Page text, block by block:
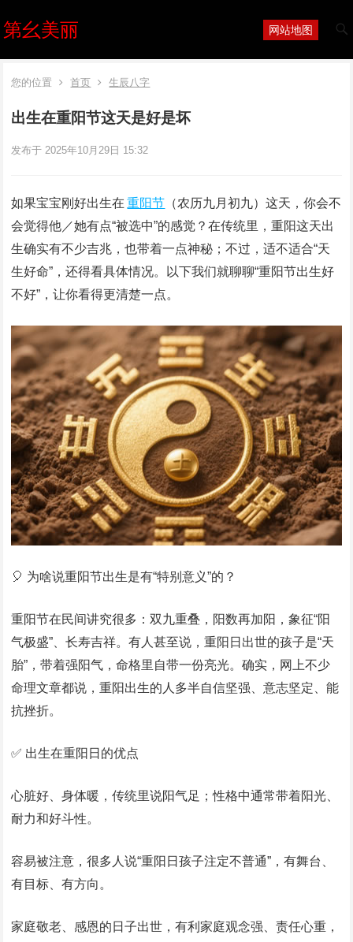
第幺美丽 网站地图
您的位置 首页 生辰八字
出生在重阳节这天是好是坏
发布于 2025年10月29日 15:32
如果宝宝刚好出生在重阳节 （农历九月初九）这天，你会不
会觉得他／她有点“被选中”的感觉？在传统里，重阳这天出
生确实有不少吉兆，也带着一点神秘；不过，适不适合“天
生好命”，还得看具体情况。以下我们就聊聊“重阳节出生好
不好”，让你看得更清楚一点。
🎈 为啥说重阳节出生是有“特别意义”的？
重阳节在民间讲究很多：双九重叠，阳数再加阳，象征“阳
气极盛”、长寿吉祥。有人甚至说，重阳日出世的孩子是“天
胎”，带着强阳气，命格里自带一份亮光。确实，网上不少
命理文章都说，重阳出生的人多半自信坚强、意志坚定、能
抗挫折。
✅ 出生在重阳日的优点
心脏好、身体暖，传统里说阳气足；性格中通常带着阳光、
耐力和好斗性。
容易被注意，很多人说“重阳日孩子注定不普通”，有舞台、
有目标、有方向。
家庭敬老、感恩的日子出世，有利家庭观念强、责任心重，